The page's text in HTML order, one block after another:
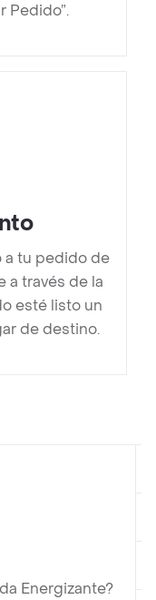
Pedido”.
a tu pedido de
a través de la
esté listo un
de destino.
Energizante?